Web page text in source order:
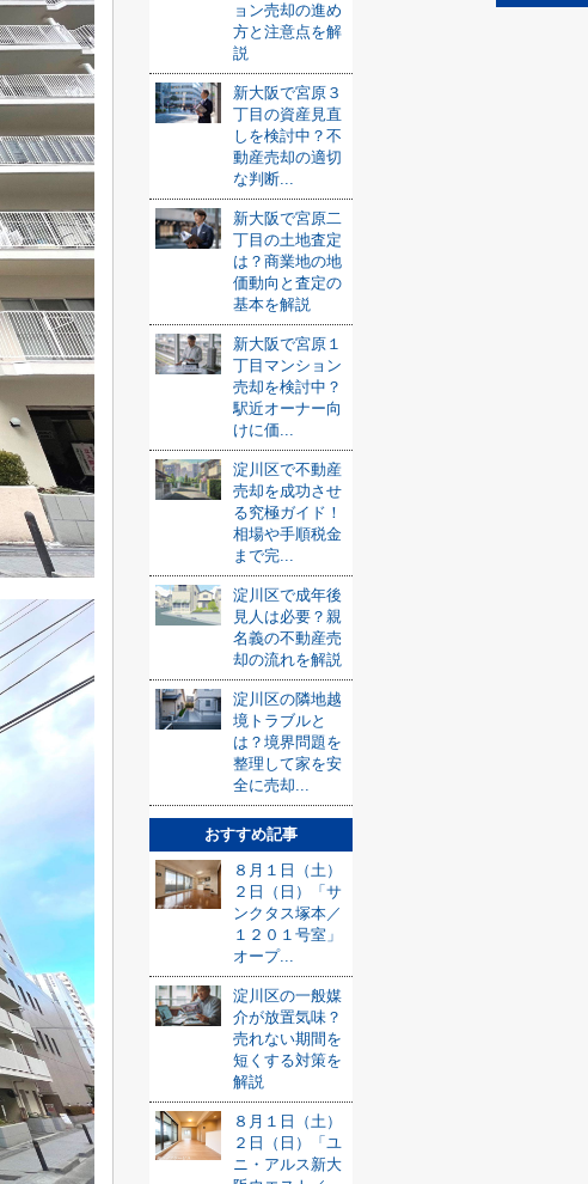
ョン売却の進め
方と注意点を解
説
新大阪で宮原３
丁目の資産見直
しを検討中？不
動産売却の適切
な判断...
新大阪で宮原二
丁目の土地査定
は？商業地の地
価動向と査定の
基本を解説
新大阪で宮原１
丁目マンション
売却を検討中？
駅近オーナー向
けに価...
淀川区で不動産
売却を成功させ
る究極ガイド！
相場や手順税金
まで完...
淀川区で成年後
見人は必要？親
名義の不動産売
却の流れを解説
淀川区の隣地越
境トラブルと
は？境界問題を
整理して家を安
全に売却...
おすすめ記事
８月１日（土）
２日（日）「サ
ンクタス塚本／
１２０１号室」
オープ...
淀川区の一般媒
介が放置気味？
売れない期間を
短くする対策を
解説
８月１日（土）
２日（日）「ユ
ニ・アルス新大